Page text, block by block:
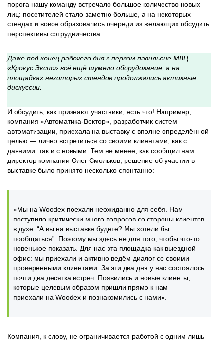
порога нашу команду встречало большое количество новых
лиц: посетителей стало заметно больше, а на некоторых
стендах и вовсе образовались очереди из желающих обсудить
перспективы сотрудничества.
Даже под конец рабочего дня в первом павильоне МВЦ
«Крокус Экспо» всё ещё шумело оборудование, а на
площадках некоторых стендов продолжались активные
дискуссии.
И обсудить, как признают участники, есть что! Например,
компания «Автоматика-Вектор», разработчик систем
автоматизации, приехала на выставку с вполне определённой
целью — лично встретиться со своими клиентами, как с
давними, так и с новыми. Тем не менее, как сообщил нам
директор компании Олег Смольков, решение об участии в
выставке было принято несколько спонтанно:
«Мы на Woodex поехали неожиданно для себя. Нам
поступило критически много вопросов со стороны клиентов
в духе: “А вы на выставке будете? Мы хотели бы
пообщаться”. Поэтому мы здесь не для того, чтобы что-то
новенькое показать. Для нас эта площадка как выездной
офис: мы приехали и активно ведём диалог со своими
проверенными клиентами. За эти два дня у нас состоялось
почти два десятка встреч. Появились и новые клиенты,
которые целевым образом пришли прямо к нам —
приехали на Woodex и познакомились с нами».
Компания, к слову, не ограничивается работой с одним лишь